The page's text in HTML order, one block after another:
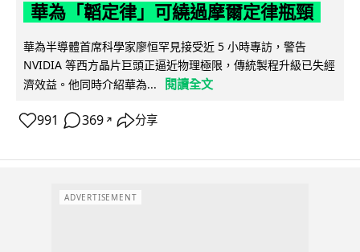
華為「韜定律」可繞過摩爾定律瓶頸
華為半導體首席科學家廖恒罕見接受近 5 小時專訪，警告
NVIDIA 等西方晶片巨頭正逼近物理極限，傳統製程升級已失經
濟效益。他同時介紹華為...
閱讀全文
991 369 ↗ 分享
ADVERTISEMENT